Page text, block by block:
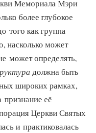
Мемориала Мэри
более глубокое
того как группа
насколько может
может определять,
должна быть
широких рамках,
признание её
Церкви Святых
и практиковалась